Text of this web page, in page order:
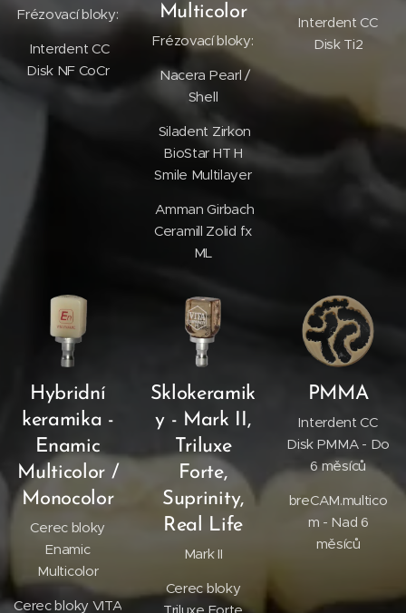
Frézovací bloky:
Interdent CC
Disk NF CoCr
Multicolor
Frézovací bloky:
Nacera Pearl /
Shell
Siladent Zirkon
BioStar HT H
Smile Multilayer
Amman Girbach
Ceramill Zolid fx
ML
Interdent CC
Disk Ti2
Hybridní
keramika -
Enamic
Multicolor /
Monocolor
Cerec bloky
Enamic
Multicolor
Cerec bloky VITA
Sklokeramik
y - Mark II,
Triluxe
Forte,
Suprinity,
Real Life
Mark II
Cerec bloky
PMMA
Interdent CC
Disk PMMA - Do
6 měsíců
breCAM.multico
m - Nad 6
měsíců